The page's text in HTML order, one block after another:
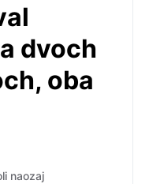
dvoch
oba
naozaj